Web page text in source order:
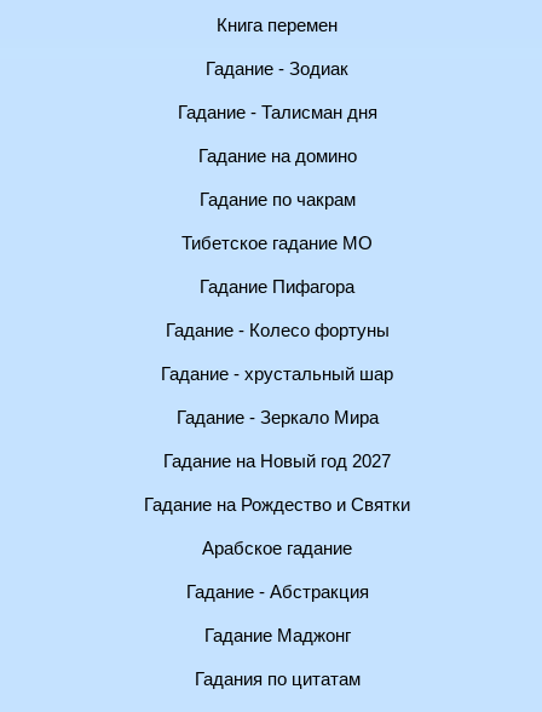
Книга перемен
Гадание - Зодиак
Гадание - Талисман дня
Гадание на домино
Гадание по чакрам
Тибетское гадание МО
Гадание Пифагора
Гадание - Колесо фортуны
Гадание - хрустальный шар
Гадание - Зеркало Мира
Гадание на Новый год 2027
Гадание на Рождество и Святки
Арабское гадание
Гадание - Абстракция
Гадание Маджонг
Гадания по цитатам